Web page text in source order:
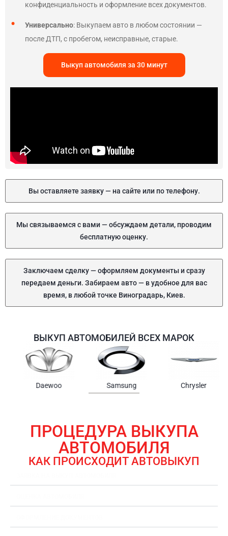
конфиденциальность и оформление всех документов.
Универсально: Выкупаем авто в любом состоянии —
после ДТП, с пробегом, неисправные, старые.
Выкуп автомобиля за 30 минут
Вы оставляете заявку — на сайте или по телефону.
Мы связываемся с вами — обсуждаем детали, проводим
бесплатную оценку.
Заключаем сделку — оформляем документы и сразу
передаем деньги. Забираем авто — в удобное для вас
время, в любой точке Виноградарь, Киев.
ВЫКУП АВТОМОБИЛЕЙ ВСЕХ МАРОК
Samsung Chrysler Gmc
ПРОЦЕДУРА ВЫКУПА
АВТОМОБИЛЯ
КАК ПРОИСХОДИТ АВТОВЫКУП